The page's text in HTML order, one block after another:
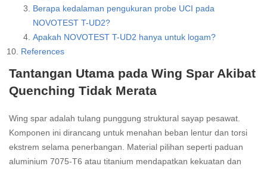
Berapa kedalaman pengukuran probe UCI pada
NOVOTEST T-UD2?
Apakah NOVOTEST T-UD2 hanya untuk logam?
References
Tantangan Utama pada Wing Spar Akibat
Quenching Tidak Merata
Wing spar adalah tulang punggung struktural sayap pesawat.
Komponen ini dirancang untuk menahan beban lentur dan torsi
ekstrem selama penerbangan. Material pilihan seperti paduan
aluminium 7075-T6 atau titanium mendapatkan kekuatan dan